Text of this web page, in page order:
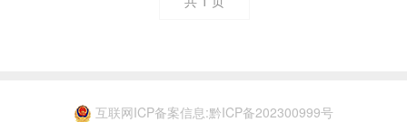
互联网ICP备案信息:黔ICP备202300999号